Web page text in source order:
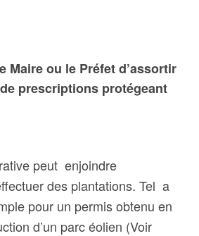
Maire ou le Préfet d’assortir
prescriptions protégeant
peut enjoindre
des plantations. Tel a
pour un permis obtenu en
d’un parc éolien (Voir